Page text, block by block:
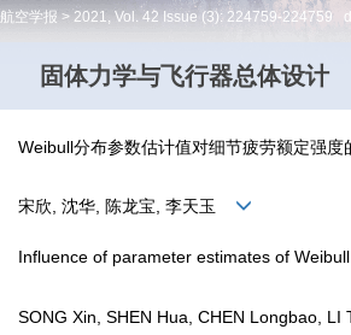
航空学报 > 2021, Vol. 42 Issue (3): 224759-224759
固体力学与飞行器总体设计
Weibull分布参数估计值对细节疲劳额定强度
宋欣, 沈华, 陈龙宝, 李天玉
Influence of parameter estimates of
SONG Xin, SHEN Hua, CHEN Longbao,